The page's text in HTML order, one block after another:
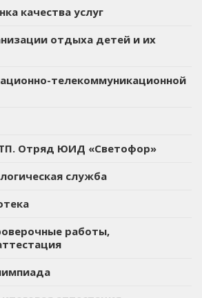
качества услуг
отдыха детей и их
телекоммуникационной
Отряд ЮИД «Светофор»
служба
работы,